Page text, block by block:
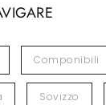
Componibili
Sovizzo